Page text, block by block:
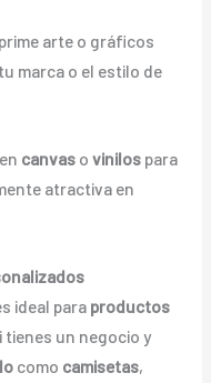
arte o gráficos
marca o el estilo de
canvas ovinilos para
atractiva en
ideal para productos
un negocio y
como camisetas,